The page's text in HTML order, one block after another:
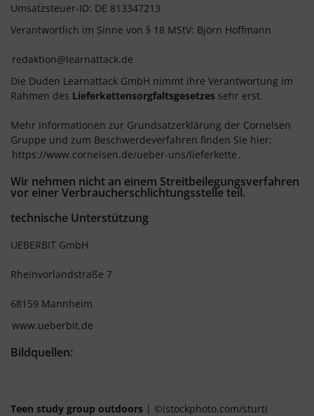
Umsatzsteuer-ID: DE 813347213
Verantwortlich im Sinne von § 18 MStV: Björn Hoffmann
redaktion@learnattack.de
Die Duden Learnattack GmbH nimmt ihre Verantwortung im
Rahmen des Lieferkettensorgfaltsgesetzes sehr erst.
Mehr Informationen zur Grundsatzerklärung der Cornelsen
Gruppe und zum Beschwerdeverfahren finden Sie hier:
https://www.cornelsen.de/ueber-uns/lieferkette .
Wir nehmen nicht an einem Streitbeilegungsverfahren
vor einer Verbraucherschlichtungsstelle teil.
technische Unterstützung
UEBERBIT GmbH
Rheinvorlandstraße 7
68159 Mannheim
www.ueberbit.de
Bildquellen:
Teen study group outdoors | ©istockphoto.com/sturti